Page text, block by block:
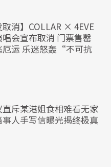
取消】COLLAR × 4EVE
唱会宣布取消 门票售罄
厄运 乐迷怒轰“不可抗
直斥某港姐食相难看无家
事人手写信曝光揭终极真